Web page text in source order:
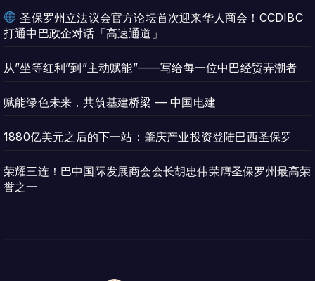
圣保罗州立法议会官方论坛首次迎来华人商会！CCDIBC
打通中巴政企对话「高速通道」
从”坐等红利”到”主动赋能”——写给每一位中巴经贸弄潮者
赋能绿色未来，共筑基建桥梁 — 中国电建
1880亿美元之后的下一站：肇庆产业投资登陆巴西圣保罗
荣耀三连！巴中国际发展商会会长胡忠伟荣膺圣保罗州最高荣
誉之一